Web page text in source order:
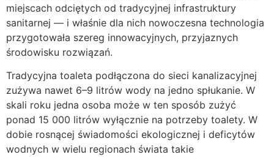
miejscach odciętych od tradycyjnej infrastruktury
sanitarnej — i właśnie dla nich nowoczesna technologia
przygotowała szereg innowacyjnych, przyjaznych
środowisku rozwiązań.
Tradycyjna toaleta podłączona do sieci kanalizacyjnej
zużywa nawet 6–9 litrów wody na jedno spłukanie. W
skali roku jedna osoba może w ten sposób zużyć
ponad 15 000 litrów wyłącznie na potrzeby toalety. W
dobie rosnącej świadomości ekologicznej i deficytów
wodnych w wielu regionach świata takie